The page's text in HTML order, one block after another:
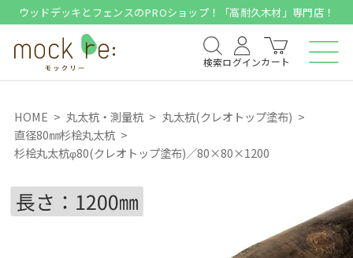
ウッドデッキとフェンスのPROショップ！「高耐久木材」専門店！
検索ログインカート
HOME 丸太杭・測量杭
丸太杭(クレオトップ塗布)
直径80㎜杉桧丸太杭
杉桧丸太杭φ80(クレオトップ塗布)／80×80×1200